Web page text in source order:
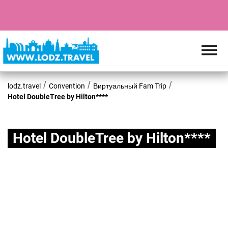
lodz.travel Convention
Виртуальный Fam Trip
Hotel DoubleTree by Hilton****
Hotel DoubleTree by Hilton****